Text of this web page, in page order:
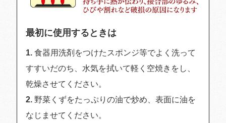
最初に使用するときは
食器用洗剤をつけたスポンジ等でよく洗って
すすいだのち、水気を拭いて軽く空焼きをし、
乾燥させてください。
野菜くずをたっぷりの油で炒め、表面に油を
なじませてください。